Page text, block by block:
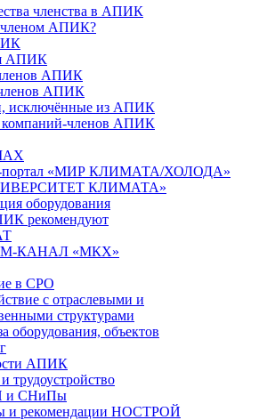
членства в АПИК
членом АПИК?
АПИК
АПИК
АПИК
исключённые из АПИК
компаний-членов АПИК
портал «МИР КЛИМАТА/ХОЛОДА»
КЛИМАТА»
оборудования
рекомендуют
КАНАЛ «МКХ»
в СРО
с отраслевыми и
структурами
оборудования, объектов
АПИК
трудоустройство
и СНиПы
и рекомендации НОСТРОЙ